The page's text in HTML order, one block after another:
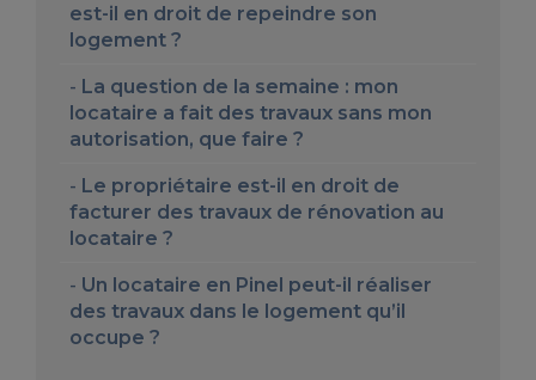
est-il en droit de repeindre son
logement ?
La question de la semaine : mon
locataire a fait des travaux sans mon
autorisation, que faire ?
Le propriétaire est-il en droit de
facturer des travaux de rénovation au
locataire ?
Un locataire en Pinel peut-il réaliser
des travaux dans le logement qu’il
occupe ?